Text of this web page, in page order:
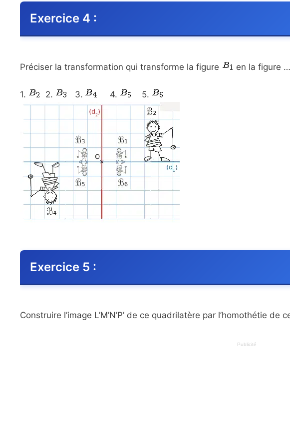
Exercice 4 :
Préciser la transformation qui transforme la figure en la figure …
1. 2. 3. 4. 5.
Exercice 5 :
Construire l’image L’M’N’P’ de ce quadrilatère par l’homothétie de
Publicité